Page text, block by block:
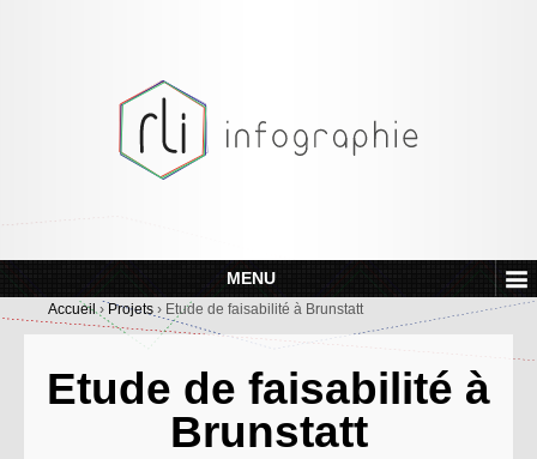
MENU
Accueil › Projets › Etude de faisabilité à Brunstatt
Etude de faisabilité à
Brunstatt